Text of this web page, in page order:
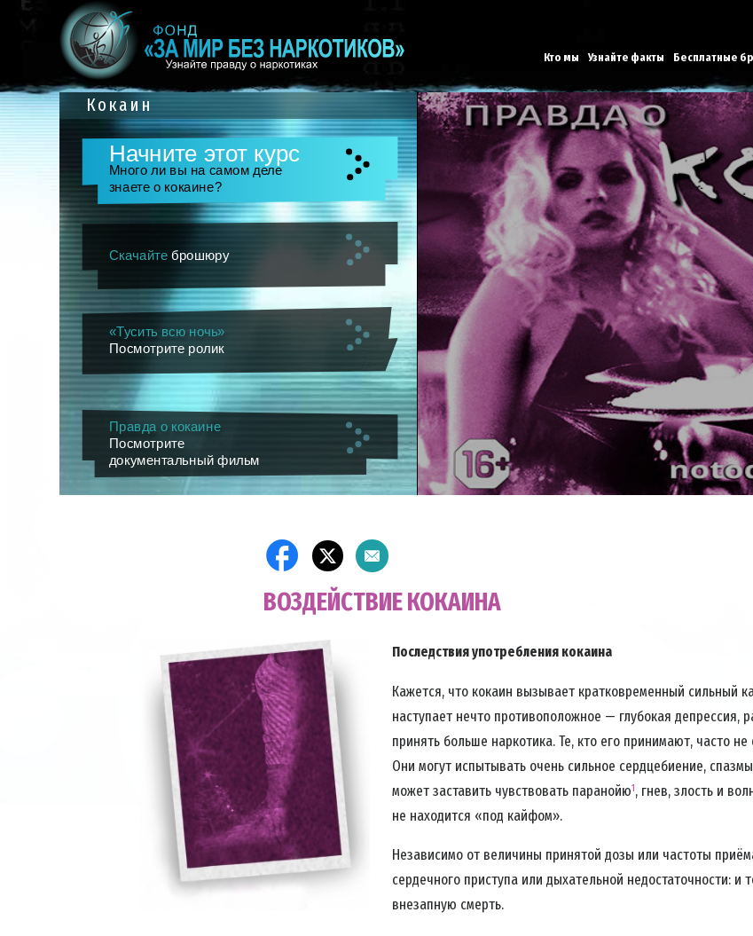
Кто мы Узнайте факты Бесплатные
Кокаин
Начните этот курс
Много ли вы на самом деле
знаете о кокаине?
Скачайте брошюру
«Тусить всю ночь»
Посмотрите ролик
Правда о кокаине
Посмотрите
документальный фильм
ВОЗДЕЙСТВИЕ КОКАИНА
Последствия употребления кокаина
Кажется, что кокаин вызывает кратковременный сильный
наступает нечто противоположное — глубокая депрессия,
принять больше наркотика. Те, кто его принимают, часто
Они могут испытывать очень сильное сердцебиение,
может заставить чувствовать паранойю1, гнев, злость и
не находится «под кайфом».
Независимо от величины принятой дозы или частоты
сердечного приступа или дыхательной недостаточности: и
внезапную смерть.